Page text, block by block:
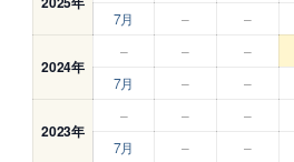
7月
– –
2024年
– – –
7月
– –
2023年
– – –
7月
– –